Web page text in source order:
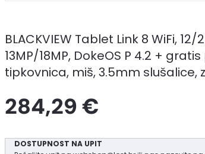
BLACKVIEW Tablet Link 8 WiFi, 12/
13MP/18MP, DokeOS P 4.2 +
tipkovnica, miš, 3.5mm
284,29 €
DOSTUPNOST NA UPIT